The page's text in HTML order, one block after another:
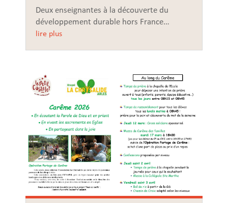
Deux enseignantes à la découverte du
développement durable hors France…
lire plus